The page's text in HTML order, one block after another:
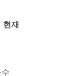
현재